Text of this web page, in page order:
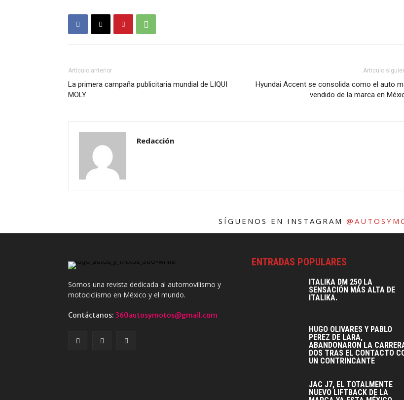
Artículo anterior
La primera campaña publicitaria mundial de LIQUI
MOLY
Artículo
Hyundai Accent se consolida como el auto
vendido de la marca en
Redacción
SÍGUENOS EN INSTAGRAM
Somos una revista dedicada al automovilismo y
motociclismo en México y el mundo.
Contáctanos: 360autosymotos@gmail.com
ENTRADAS POPULARES
ITALIKA DM 250 LA
SENSACIÓN MÁS ALTA DE
ITALIKA.
HUGO OLIVARES Y PABLO
PEREZ DE LARA,
ABANDONARON LA
DOS TRAS EL CONTACTO
UN CONTRINCANTE
JAC J7, EL TOTALMENTE
NUEVO LIFTBACK DE LA